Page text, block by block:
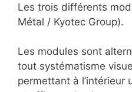
Les trois différents
Métal / Kyotec Group).
Les modules sont
tout systématisme
permettant à l’intérieur